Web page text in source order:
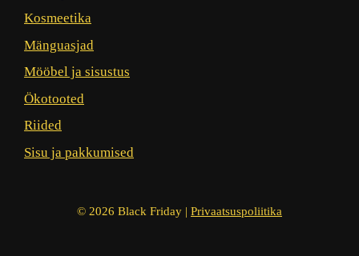
Kosmeetika
Mänguasjad
Mööbel ja sisustus
Ökotooted
Riided
Sisu ja pakkumised
© 2026 Black Friday | Privaatsuspoliitika